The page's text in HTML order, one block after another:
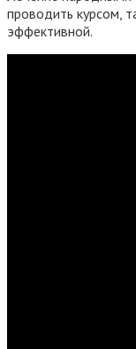
проводить курсом,
эффективной.